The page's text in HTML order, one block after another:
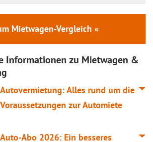
Mietwagen-Vergleich «
Informationen zu Mietwagen &
Autovermietung: Alles rund um die
Voraussetzungen zur Automiete
Auto-Abo 2026: Ein besseres